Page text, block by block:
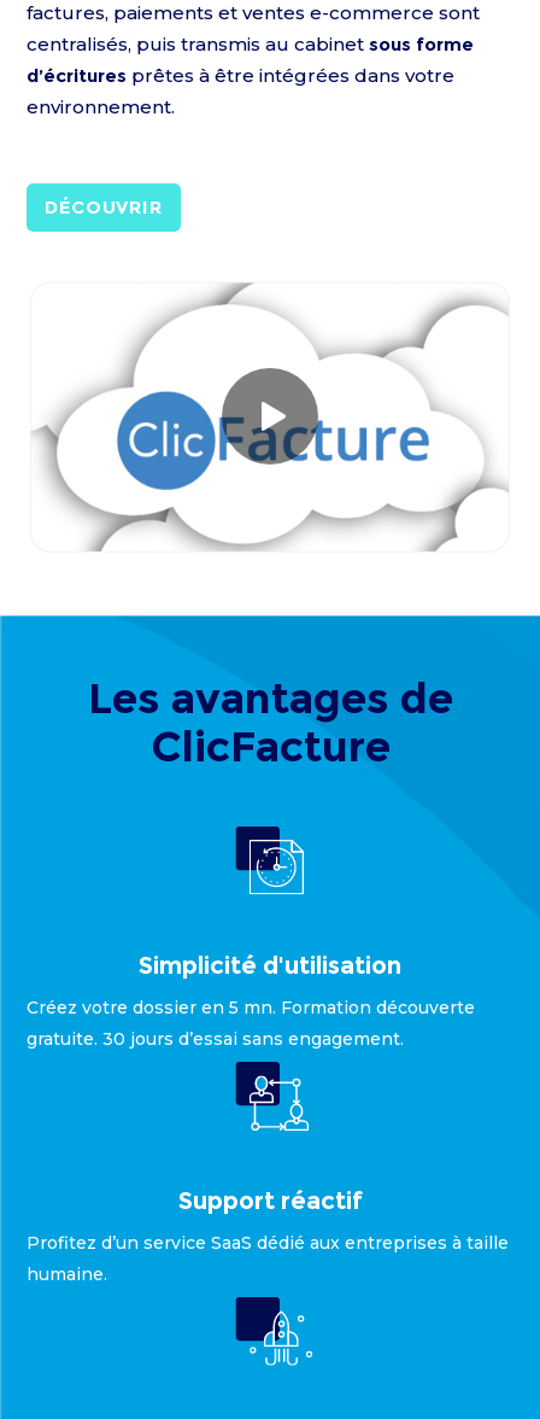
factures, paiements et ventes e-commerce sont
centralisés, puis transmis au cabinetsous forme
d’écritures prêtes à être intégrées dans votre
environnement.
DÉCOUVRIR
Les avantages de
ClicFacture
Simplicité d'utilisation
Créez votre dossier en 5 mn. Formation découverte
gratuite. 30 jours d’essai sans engagement.
Support réactif
Profitez d’un service SaaS dédié aux entreprises à taille
humaine.